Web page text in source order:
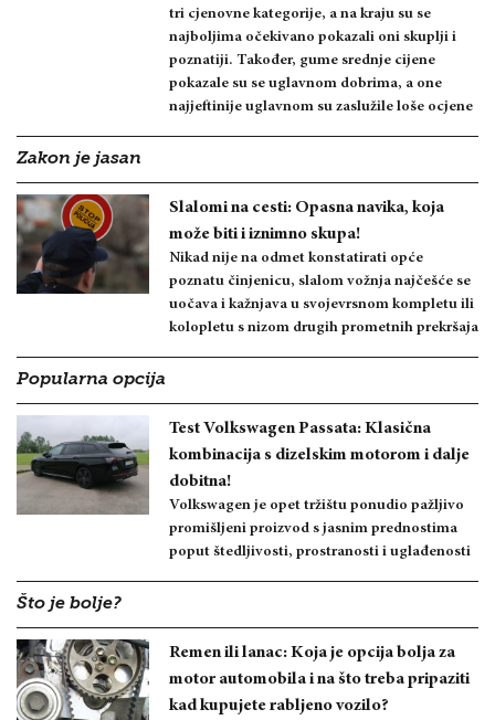
tri cjenovne kategorije, a na kraju su se
najboljima očekivano pokazali oni skuplji i
poznatiji. Također, gume srednje cijene
pokazale su se uglavnom dobrima, a one
najjeftinije uglavnom su zaslužile loše ocjene
Zakon je jasan
Slalomi na cesti: Opasna navika, koja
može biti i iznimno skupa!
Nikad nije na odmet konstatirati opće
poznatu činjenicu, slalom vožnja najčešće se
uočava i kažnjava u svojevrsnom kompletu ili
kolopletu s nizom drugih prometnih prekršaja
Popularna opcija
Test Volkswagen Passata: Klasična
kombinacija s dizelskim motorom i dalje
dobitna!
Volkswagen je opet tržištu ponudio pažljivo
promišljeni proizvod s jasnim prednostima
poput štedljivosti, prostranosti i uglađenosti
Što je bolje?
Remen ili lanac: Koja je opcija bolja za
motor automobila i na što treba pripaziti
kad kupujete rabljeno vozilo?